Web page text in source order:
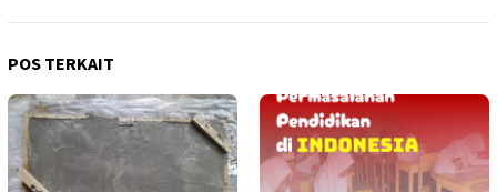
POS TERKAIT